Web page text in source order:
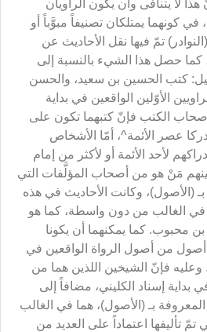
لا يتنافى وأن يكون الراويان
في كونهما يمتلكان تصنيفاً مبوَّباً أو
تمّ فيها نقل الأحاديث عن
كما حصل هذا الشيء بالنسبة إلى
كتب الحسين بن سعيد، والحسن
الأوّلين الواقعين في بداية
أصحاب الكتب فإنّ كتبهما تكون على
يدركا عصر الأئمة^، أمّا الأشخاص
لأحد الأئمة أو لأكثر من إمام
مَنْ هو من أصحاب المؤلَّفات التي
بـ (الأصول)، وكانت الأحاديث في هذه
في الغالب من دون واسطة، كما هو
محبوب. كما يمكنهما أن يكونا
من أصول الرواة الواقعين في
وعليه فإنّ الشيخين اللذين هما من
بداية إسناد الكليني، مضافاً إلى
بـ (الأصول)، هما في الغالب
تأليفها اعتماداً على العديد من